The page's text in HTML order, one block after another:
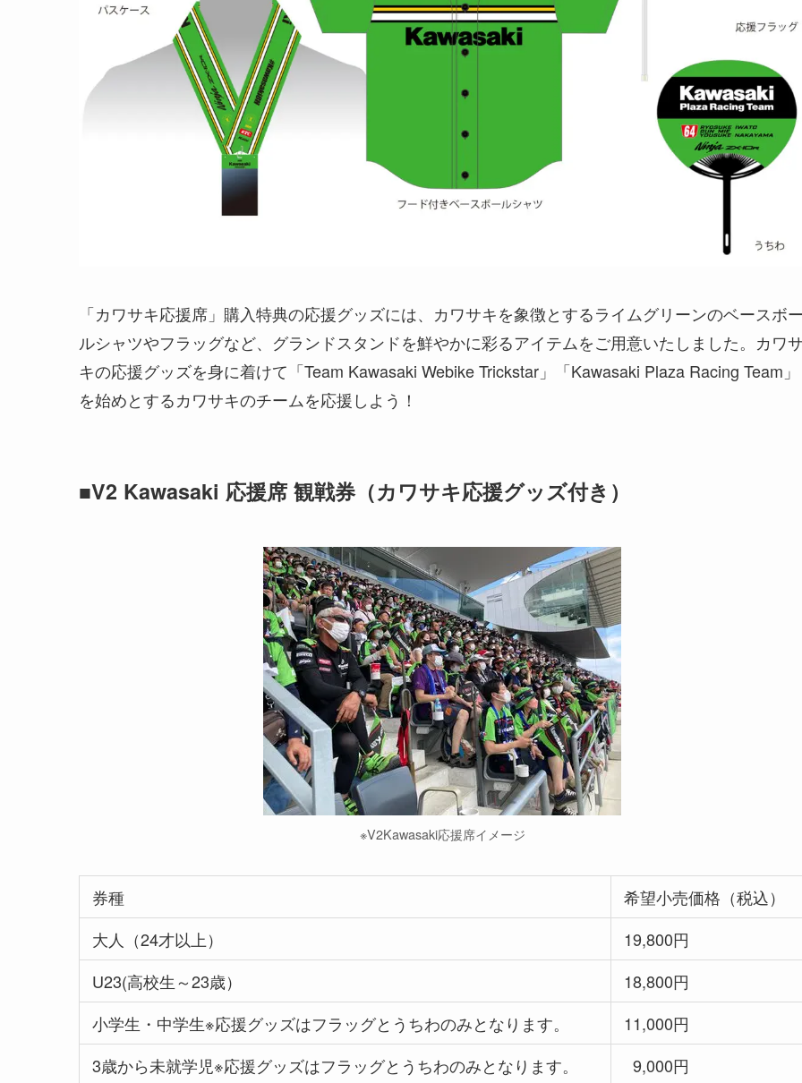
「カワサキ応援席」購入特典の応援グッズには、カワサキを象徴とするライムグリーンのベースボ
ルシャツやフラッグなど、グランドスタンドを鮮やかに彩るアイテムをご用意いたしました。カワ
キの応援グッズを身に着けて「Team Kawasaki Webike Trickstar」「Kawasaki Plaza Racing Team」
を始めとするカワサキのチームを応援しよう！
■V2 Kawasaki 応援席 観戦券（カワサキ応援グッズ付き）
※V2Kawasaki応援席イメージ
券種
希望小売価格（税込）
大人（24才以上）
19,800円
U23(高校生～23歳）
18,800円
小学生・中学生※応援グッズはフラッグとうちわのみとなります。
11,000円
3歳から未就学児※応援グッズはフラッグとうちわのみとなります。
9,000円